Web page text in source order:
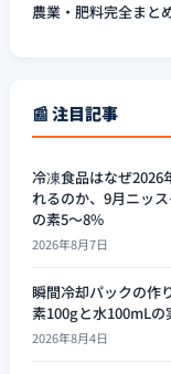
農業・肥料完全まと
📰 注目記事
冷凍食品はなぜ2026
れるのか、9月ニッ
の素5〜8%
2026年8月7日
瞬間冷却パックの作
素100gと水100mLの
2026年8月4日